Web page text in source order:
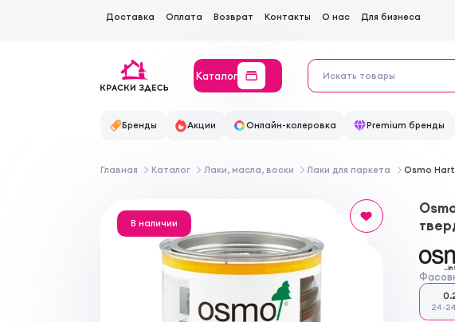
Доставка Оплата Возврат Контакты О нас Для бизнеса
Каталог
Бренды Акции Онлайн-колеровка Premium бренды
Главная Каталог Лаки, масла, воски Лаки для паркета Osmo
В наличии
24-